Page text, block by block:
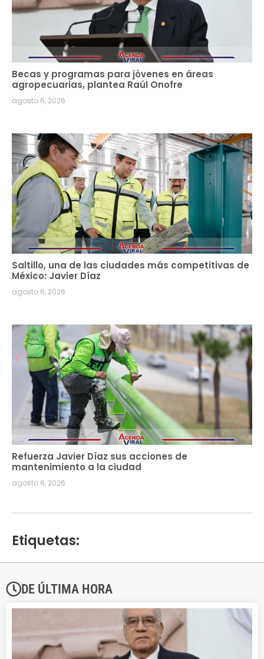
Becas y programas para jóvenes en áreas
agropecuarias, plantea Raúl Onofre
agosto 6, 2026
Saltillo, una de las ciudades más competitivas de
México: Javier Díaz
agosto 6, 2026
Refuerza Javier Díaz sus acciones de
mantenimiento a la ciudad
agosto 6, 2026
Etiquetas:
DE ÚLTIMA HORA